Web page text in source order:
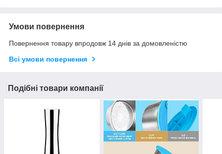
Умови повернення
Повернення товару впродовж 14 днів за домовленістю
Всі умови повернення
Подібні товари компанії